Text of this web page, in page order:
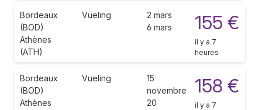
Bordeaux
(BOD)
Athènes
(ATH)
Vueling
2 mars
6 mars
155 €
il y a 7
heures
Bordeaux
(BOD)
Athènes
Vueling
15
novembre
20
158 €
il y a 7